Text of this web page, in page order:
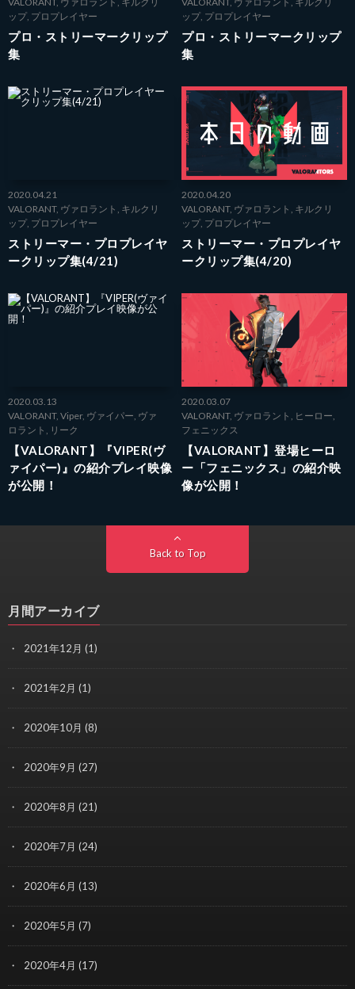
ップ, プロプレイヤー
プロ・ストリーマークリップ
集
ップ, プロプレイヤー
プロ・ストリーマークリップ
集
2020.04.21
VALORANT, ヴァロラント , キルクリ
ップ, プロプレイヤー
ストリーマー・プロプレイヤ
ークリップ集(4/21)
2020.04.20
VALORANT, ヴァロラント , キルクリ
ップ, プロプレイヤー
ストリーマー・プロプレイヤ
ークリップ集(4/20)
2020.03.13
VALORANT, Viper, ヴァイパー ヴァ
ロラント
リーク
【VALORANT】『VIPER(ヴ
ァイパー)』の紹介プレイ映像
が公開！
2020.03.07
VALORANT, ヴァロラント ヒーロー
フェニックス
【VALORANT】登場ヒーロ
ー「フェニックス」の紹介映
像が公開！
Back to Top
月間アーカイブ
2021年12月 (1)
2021年2月 (1)
2020年10月 (8)
2020年9月 (27)
2020年8月 (21)
2020年7月 (24)
2020年6月 (13)
2020年5月 (7)
2020年4月 (17)